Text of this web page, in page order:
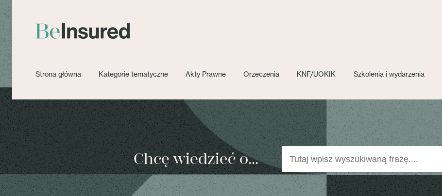
Strona główna Kategorie tematyczne Akty Prawne Orzeczenia KNF/UOKIK Szkolenia i wydarzenia
Chcę wiedzieć o...